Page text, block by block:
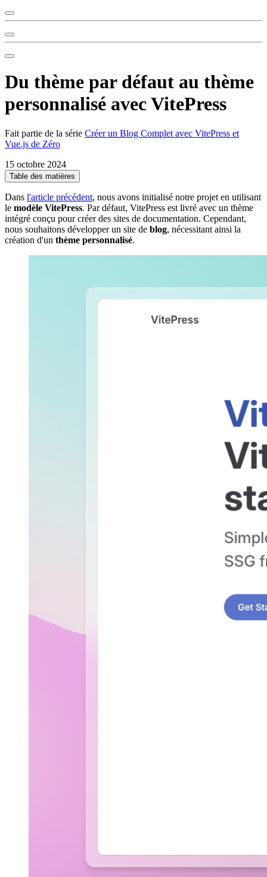
Du thème par défaut au thème
personnalisé avec VitePress
Fait partie de la série Créer un Blog Complet avec VitePress et
Vue.js de Zéro
15 octobre 2024
Table des matières
Dans l'article précédent, nous avons initialisé notre projet en utilisant
le modèle VitePress. Par défaut, VitePress est livré avec un thème
intégré conçu pour créer des sites de documentation. Cependant,
nous souhaitons développer un site de blog, nécessitant ainsi la
création d'un thème personnalisé.